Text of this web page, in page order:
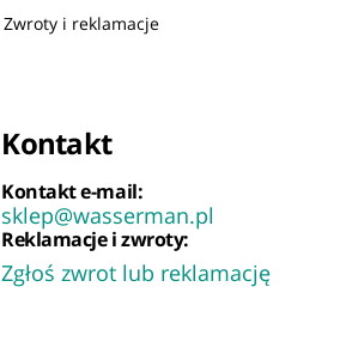
Zwroty i reklamacje
Kontakt
Kontakt e-mail:
sklep@wasserman.pl
Reklamacje i zwroty:
Zgłoś zwrot lub reklamację